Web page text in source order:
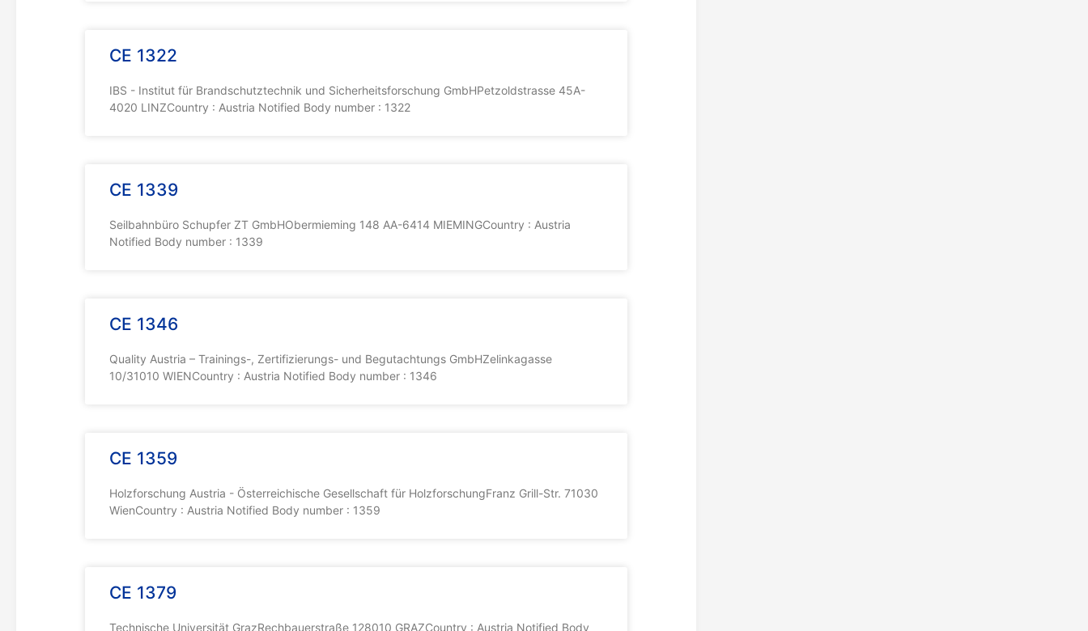
CE 1322
IBS - Institut für Brandschutztechnik und Sicherheitsforschung GmbHPetzoldstrasse 45A-
4020 LINZCountry : Austria Notified Body number : 1322
CE 1339
Seilbahnbüro Schupfer ZT GmbHObermieming 148 AA-6414 MIEMINGCountry : Austria
Notified Body number : 1339
CE 1346
Quality Austria – Trainings-, Zertifizierungs- und Begutachtungs GmbHZelinkagasse
10/31010 WIENCountry : Austria Notified Body number : 1346
CE 1359
Holzforschung Austria - Österreichische Gesellschaft für HolzforschungFranz Grill-Str. 71030
WienCountry : Austria Notified Body number : 1359
CE 1379
Technische Universität GrazRechbauerstraße 128010 GRAZCountry : Austria Notified Body